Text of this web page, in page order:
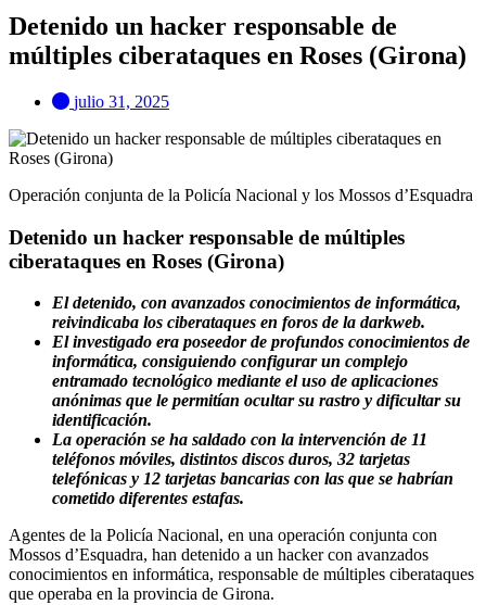
Detenido un hacker responsable de
múltiples ciberataques en Roses (Girona)
julio 31, 2025
Operación conjunta de la Policía Nacional y los Mossos d’Esquadra
Detenido un hacker responsable de múltiples
ciberataques en Roses (Girona)
El detenido, con avanzados conocimientos de informática,
reivindicaba los ciberataques en foros de la darkweb.
El investigado era poseedor de profundos conocimientos de
informática, consiguiendo configurar un complejo
entramado tecnológico mediante el uso de aplicaciones
anónimas que le permitían ocultar su rastro y dificultar su
identificación.
La operación se ha saldado con la intervención de 11
teléfonos móviles, distintos discos duros, 32 tarjetas
telefónicas y 12 tarjetas bancarias con las que se habrían
cometido diferentes estafas.
Agentes de la Policía Nacional, en una operación conjunta con
Mossos d’Esquadra, han detenido a un hacker con avanzados
conocimientos en informática, responsable de múltiples ciberataques
que operaba en la provincia de Girona.